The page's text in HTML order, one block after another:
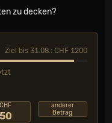
zu decken?
Ziel bis 31.08.: CHF 1200
CHF
50
anderer
Betrag